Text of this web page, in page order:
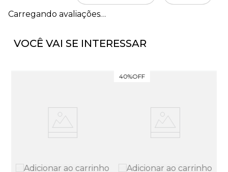
Carregando avaliações…
VOCÊ VAI SE INTERESSAR
40%OFF